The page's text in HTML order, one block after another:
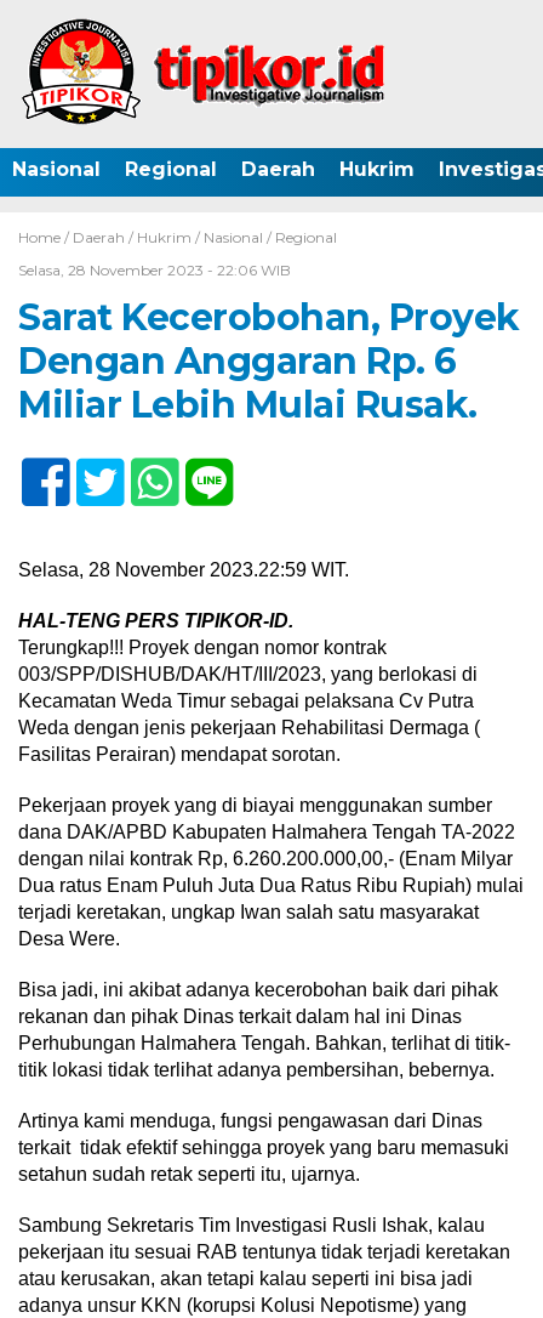
Nasional Regional Daerah Hukrim
Home / Daerah / Hukrim / Nasional / Regional
Selasa, 28 November 2023 - 22:06 WIB
Sarat Kecerobohan, Proyek
Dengan Anggaran Rp. 6
Miliar Lebih Mulai Rusak.
Selasa, 28 November 2023.22:59 WIT.
HAL-TENG PERS TIPIKOR-ID.
Terungkap!!! Proyek dengan nomor kontrak
003/SPP/DISHUB/DAK/HT/III/2023, yang berlokasi di
Kecamatan Weda Timur sebagai pelaksana Cv Putra
Weda dengan jenis pekerjaan Rehabilitasi Dermaga (
Fasilitas Perairan) mendapat sorotan.
Pekerjaan proyek yang di biayai menggunakan sumber
dana DAK/APBD Kabupaten Halmahera Tengah TA-2022
dengan nilai kontrak Rp, 6.260.200.000,00,- (Enam Milyar
Dua ratus Enam Puluh Juta Dua Ratus Ribu Rupiah) mulai
terjadi keretakan, ungkap Iwan salah satu masyarakat
Desa Were.
Bisa jadi, ini akibat adanya kecerobohan baik dari pihak
rekanan dan pihak Dinas terkait dalam hal ini Dinas
Perhubungan Halmahera Tengah. Bahkan, terlihat di titik-
titik lokasi tidak terlihat adanya pembersihan, bebernya.
Artinya kami menduga, fungsi pengawasan dari Dinas
terkait tidak efektif sehingga proyek yang baru memasuki
setahun sudah retak seperti itu, ujarnya.
Sambung Sekretaris Tim Investigasi Rusli Ishak, kalau
pekerjaan itu sesuai RAB tentunya tidak terjadi keretakan
atau kerusakan, akan tetapi kalau seperti ini bisa jadi
adanya unsur KKN (korupsi Kolusi Nepotisme) yang